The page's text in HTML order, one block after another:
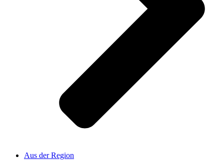
Aus der Region